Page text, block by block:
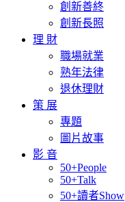
創新善終
創新長照
理 財
職場就業
熟年法律
退休理財
策 展
專題
圖片故事
影 音
50+People
50+Talk
50+讀者Show